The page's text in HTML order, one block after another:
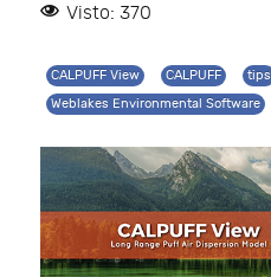
Visto: 370
CALPUFF View CALPUFF
tips
Weblakes Environmental Software